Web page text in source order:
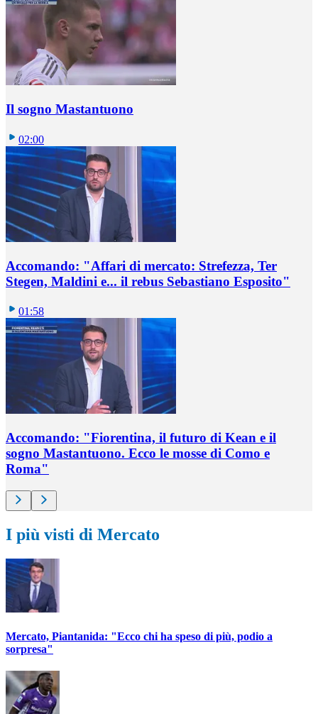
Il sogno Mastantuono
02:00
Accomando: "Affari di mercato: Strefezza, Ter
Stegen, Maldini e... il rebus Sebastiano Esposito"
01:58
Accomando: "Fiorentina, il futuro di Kean e il
sogno Mastantuono. Ecco le mosse di Como e
Roma"
I più visti di Mercato
Mercato, Piantanida: "Ecco chi ha speso di più, podio a
sorpresa"